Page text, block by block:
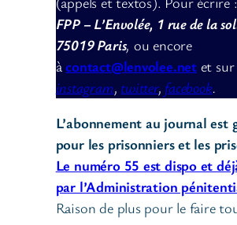
FPP – L’Envolée, 1 rue de la
75019 Paris, ou encore
à contact@lenvolee.netet sur
instagram, twitter, facebook.
L’abonnement au journal est
pour les prisonniers et les
Le numéro 55 est dispo et
par l’Administration
Raison de plus pour le faire